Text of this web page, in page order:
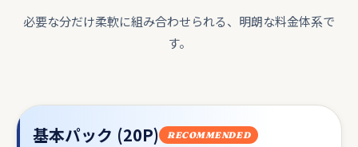
必要な分だけ柔軟に組み合わせられる、明朗な料金体系で
す。
基本パック (20P) RECOMMENDED